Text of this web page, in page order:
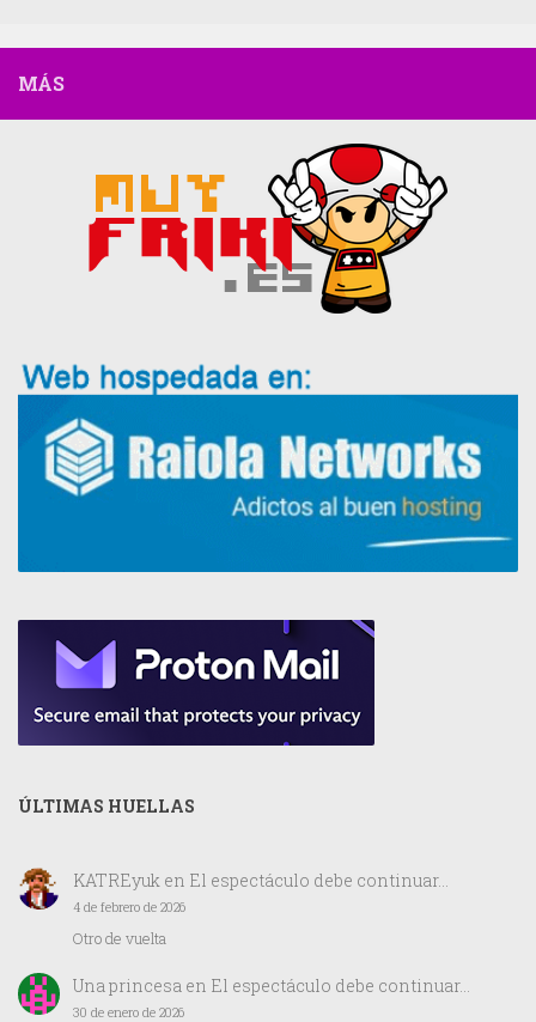
MÁS
ÚLTIMAS HUELLAS
KATREyuken El espectáculo debe continuar…
4 de febrero de 2026
Otro de vuelta
Una princesa en El espectáculo debe continuar…
30 de enero de 2026